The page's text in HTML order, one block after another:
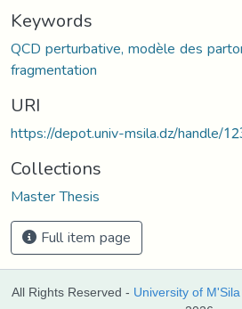
Keywords
QCD perturbative, modèle des
fragmentation
URI
https://depot.univ-msila.dz/handle/
Collections
Master Thesis
Full item page
All Rights Reserved - University of M'Sila